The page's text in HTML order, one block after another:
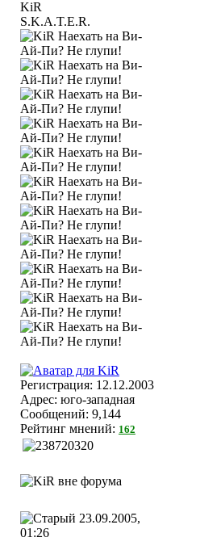
S.K.A.T.E.R.
Регистрация: 12.12.2003
Адрес: юго-западная
Сообщений: 9,144
Рейтинг мнений: 162
23.09.2005,
01:26